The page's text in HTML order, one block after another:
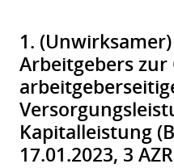
1.
Arbeitgebers
Kapitalleistung
17.01.2023, 3